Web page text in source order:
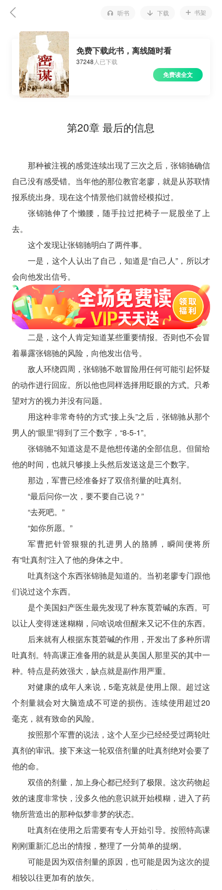
听书 下载 书架
免费下载此书，离线随时看
37248 人已下载
免费读全文
第20章 最后的信息
那种被注视的感觉连续出现了三次之后，张锦驰确信
自己没有感受错。当年他的那位教官老廖，就是从苏联情
报系统出身。现在这个情景他们就曾经模拟过。
张锦驰伸了个懒腰，随手拉过把椅子一屁股坐了上
去。
这个发现让张锦驰明白了两件事。
一是，这个人认出了自己，知道是“自己人”，所以才
会向他发出信号。
二是，这个人肯定知道某些重要情报。否则也不会冒
着暴露张锦驰的风险，向他发出信号。
敌人环绕四周，张锦驰不敢冒险用任何可能引起怀疑
的动作进行回应。所以他也同样选择用眨眼的方式。只希
望对方的视力并没有问题。
用这种非常奇特的方式“接上头”之后，张锦驰从那个
男人的“眼里”得到了三个数字，“8-5-1”。
张锦驰不知道这是不是他想传递的全部信息。但留给
他的时间，也就只够接上头然后发送这是三个数字。
那边，军曹已经准备好了双倍剂量的吐真剂。
“最后问你一次，要不要自己说？”
“去死吧。”
“如你所愿。”
军曹把针管狠狠的扎进男人的胳膊，瞬间便将所
有“吐真剂”注入了他的身体之中。
吐真剂这个东西张锦驰是知道的。当初老廖专门跟他
们说过这个东西。
是个美国妇产医生最先发现了种东莨菪碱的东西。可
以让人变得迷迷糊糊，问啥说啥但醒来又记不住的东西。
后来就有人根据东莨菪碱的作用，开发出了多种所谓
吐真剂。特高课正准备用的就是从美国人那里买的其中一
种。特点是药效强大，缺点就是副作用严重。
对健康的成年人来说，5毫克就是使用上限。超过这
个剂量就会对大脑造成不可逆的损伤。连续使用超过20
毫克，就有致命的风险。
按照那个军曹的说法，这个人至少已经经受过两轮吐
真剂的审讯。接下来这一轮双倍剂量的吐真剂绝对会要了
他的命。
双倍的剂量，加上身心都已经到了极限。这次药物起
效的速度非常快，没多久他的意识就开始模糊，进入了药
物所营造出的那种似梦非梦的状态。
吐真剂在使用之后需要有专人开始引导。按照特高课
刚刚重新汇总出的情报，整理了一分简单的提纲。
可能是因为双倍剂量的原因，也可能是因为这次的提
相较以往更加有的放矢。